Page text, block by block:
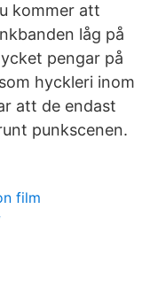
kommer att
låg på
pengar på
hyckleri inom
att de endast
punkscenen.
film